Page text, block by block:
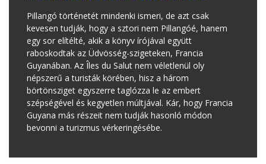
Pillangó történetét mindenki ismeri, de azt csak
kevesen tudják, hogy a sztori nem Pillangóé, hanem
egy sor elítélté, akik a könyv írójával együtt
raboskodtak az Üdvösség-szigeteken, Francia
Guyanában. Az Îles du Salut nem véletlenül oly
népszerű a turisták körében, hisz a három
börtönsziget egyszerre taglózza le az embert
szépségével és kegyetlen múltjával. Kár, hogy Francia
Guyana más részeit nem tudják hasonló módon
bevonni a turizmus vérkeringésébe.